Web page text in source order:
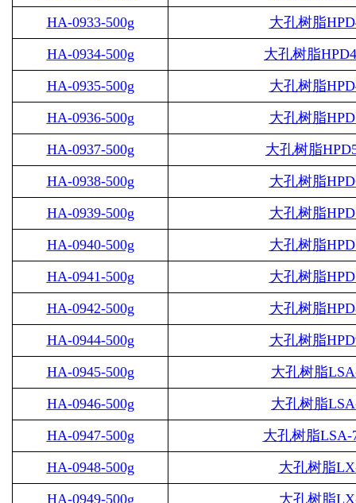
HA-0933-500g
大孔树脂
HA-0934-500g
大孔树脂
HA-0935-500g
大孔树脂
HA-0936-500g
大孔树脂
HA-0937-500g
大孔树脂
HA-0938-500g
大孔树脂
HA-0939-500g
大孔树脂
HA-0940-500g
大孔树脂
HA-0941-500g
大孔树脂
HA-0942-500g
大孔树脂
HA-0944-500g
大孔树脂
HA-0945-500g
大孔树脂
HA-0946-500g
大孔树脂
HA-0947-500g
大孔树脂LSA-
HA-0948-500g
大孔树脂
HA-0949-500g
大孔树脂